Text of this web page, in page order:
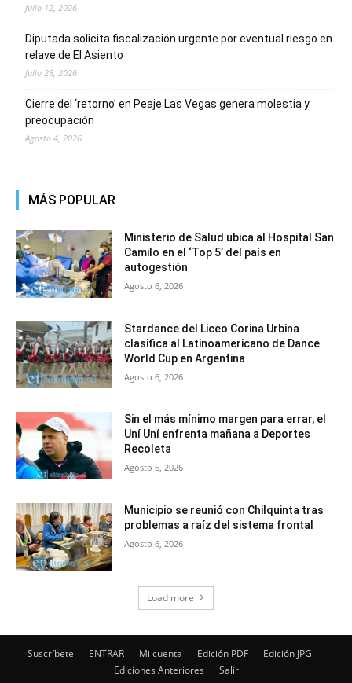
Julio 12, 2026
Diputada solicita fiscalización urgente por eventual riesgo en
relave de El Asiento
Julio 28, 2026
Cierre del ‘retorno’ en Peaje Las Vegas genera molestia y
preocupación
Agosto 4, 2026
MÁS POPULAR
Ministerio de Salud ubica al Hospital San
Camilo en el ‘Top 5’ del país en
autogestión
Agosto 6, 2026
Stardance del Liceo Corina Urbina
clasifica al Latinoamericano de Dance
World Cup en Argentina
Agosto 6, 2026
Sin el más mínimo margen para errar, el
Uní Uní enfrenta mañana a Deportes
Recoleta
Agosto 6, 2026
Municipio se reunió con Chilquinta tras
problemas a raíz del sistema frontal
Agosto 6, 2026
Load more
Suscríbete ENTRAR Mi cuenta Edición PDF
Edición JPG
Ediciones Anteriores
Salir